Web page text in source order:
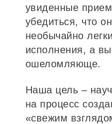
увиденные
убедиться, что
необычайно
исполнения, а
ошеломляюще.
Наша цель –
на процесс
«свежим